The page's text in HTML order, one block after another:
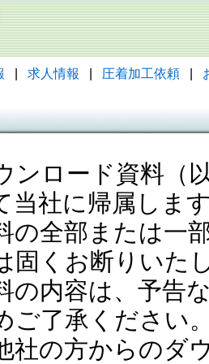
求人情報 圧着加工依頼
ンロード資料（
当社に帰属しま
の全部または一
固くお断りいた
の内容は、予告
ご了承ください
社の方からのダ